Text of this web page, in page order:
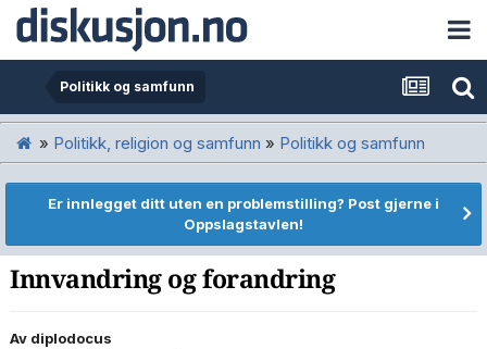
Politikk og samfunn
» Politikk, religion og samfunn » Politikk og samfunn
Er innlegget ditt uten en problemstilling? Post gjerne i
Oppslagstavlen!
Innvandring og forandring
Av diplodocus